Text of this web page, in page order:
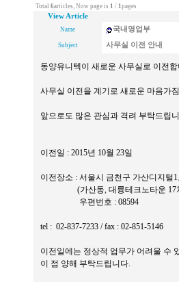
Total 6articles, Now page is 1 / 1pages
View Article
Name 국내영업부
Subject 사무실 이전 안내
동양유니텍이 새로운 사무실로 이전합
사무실 이전을 계기로 새로운 마음가
앞으로도 많은 관심과 격려 부탁드립
이전일 : 2015년 10월 23일
이전장소 : 서울시 금천구 가산디지털1
(가산동, 대륭테크노타운 17
우편번호 : 08594
tel : 02-837-7233 / fax : 02-851-5146
이전일에는 정상적 업무가 어려울 수
이 점 양해 부탁드립니다.